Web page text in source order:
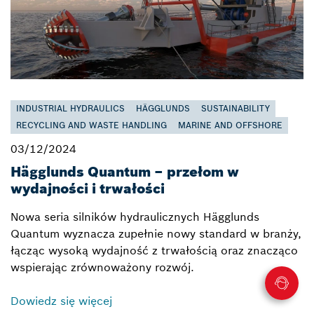
INDUSTRIAL HYDRAULICS HÄGGLUNDS
SUSTAINABILITY
RECYCLING AND WASTE HANDLING
MARINE AND OFFSHORE
03/12/2024
Hägglunds Quantum – przełom w
wydajności i trwałości
Nowa seria silników hydraulicznych Hägglunds
Quantum wyznacza zupełnie nowy standard w branży,
łącząc wysoką wydajność z trwałością oraz znacząco
wspierając zrównoważony rozwój.
Dowiedz się więcej